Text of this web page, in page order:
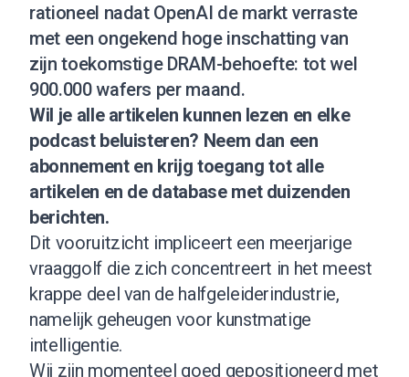
rationeel nadat OpenAI de markt verraste
met een ongekend hoge inschatting van
zijn toekomstige DRAM-behoefte: tot wel
900.000 wafers per maand.
Wil je alle artikelen kunnen lezen en elke
podcast beluisteren? Neem dan een
abonnementen krijg toegang tot alle
artikelen en de database met duizenden
berichten.
Dit vooruitzicht impliceert een meerjarige
vraaggolf die zich concentreert in het meest
krappe deel van de halfgeleiderindustrie,
namelijk geheugen voor kunstmatige
intelligentie.
Wij zijn momenteel goed gepositioneerd met